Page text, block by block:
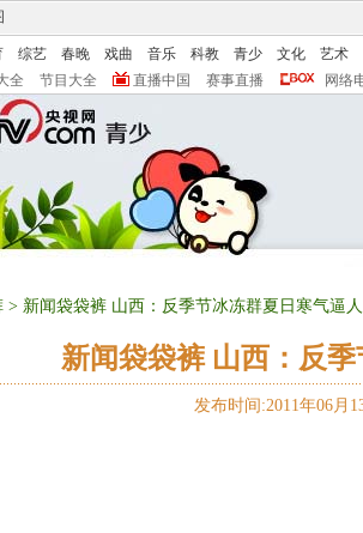
综艺 春晚 戏曲 音乐 科教 青少 文化
艺术
全 节目大全 直播中国 赛事直播 网络
> 新闻袋袋裤 山西：反季节冰冻群夏日寒气逼人
新闻袋袋裤 山西：反
发布时间:2011年06月